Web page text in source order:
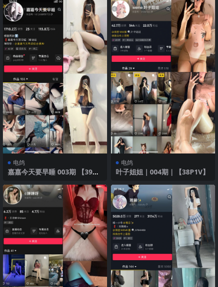
电鸽
嘉嘉今天要早睡 003期 【39
电鸽
叶子姐姐｜004期｜【38P1V】